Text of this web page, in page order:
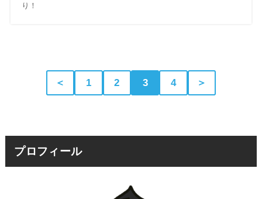
り！
＜ 1 2 3 4 ＞
プロフィール